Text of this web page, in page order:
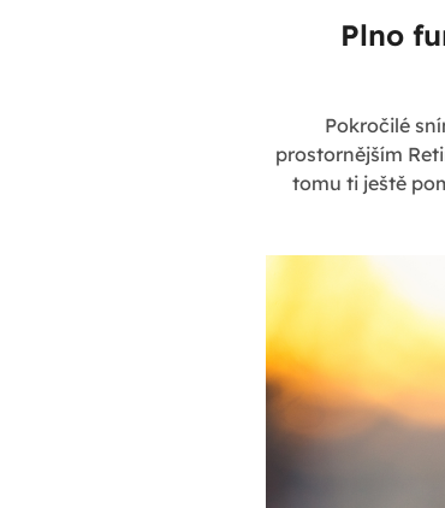
Plno
Pokročilé
prostornějším
tomu ti ještě